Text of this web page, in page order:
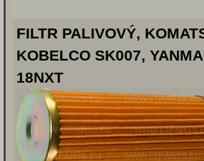
FILTR PALIVOVÝ,
KOBELCO SK007,
18NXT